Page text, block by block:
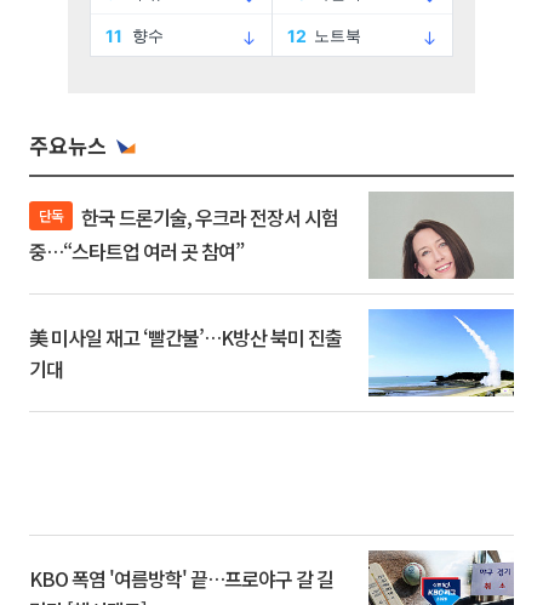
주요뉴스
단독
중…“스타트업 여러 곳 참여”
美 미사일 재고 ‘빨간불’…K방산 북미 진출
기대
KBO 폭염 '여름방학' 끝…프로야구 갈 길